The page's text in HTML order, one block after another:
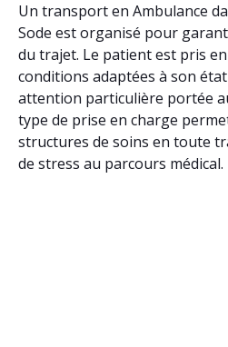
Un transport en Ambulance
Sode est organisé pour
du trajet. Le patient est pris
conditions adaptées à son
attention particulière portée
type de prise en charge
structures de soins en toute
de stress au parcours médical.